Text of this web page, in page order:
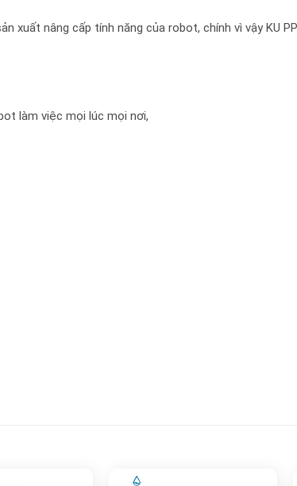
xuất nâng cấp tính năng của robot, chính vì vậy KU
làm việc mọi lúc mọi nơi,